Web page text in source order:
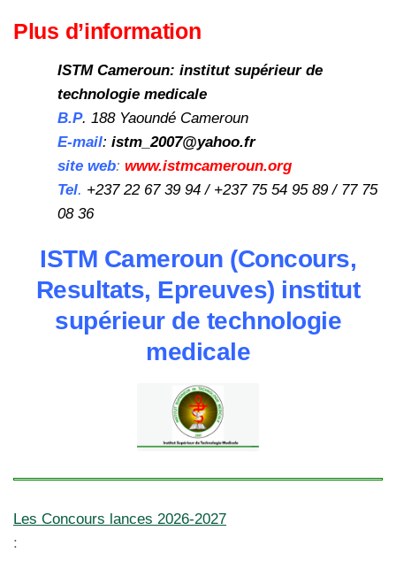
Plus d’information
ISTM Cameroun: institut supérieur de
technologie medicale
B.P. 188 Yaoundé Cameroun
E-mail: istm_2007@yahoo.fr
site web: www.istmcameroun.org
Tel. +237 22 67 39 94 / +237 75 54 95 89 / 77 75
08 36
ISTM Cameroun (Concours,
Resultats, Epreuves) institut
supérieur de technologie
medicale
Les Concours lances 2026-2027
: